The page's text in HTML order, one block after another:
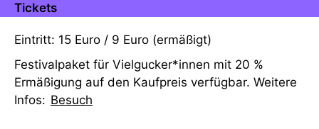
Tickets
Eintritt: 15 Euro / 9 Euro (ermäßigt)
Festivalpaket für Vielgucker*innen mit 20 %
Ermäßigung auf den Kaufpreis verfügbar. Weitere
Infos: Besuch